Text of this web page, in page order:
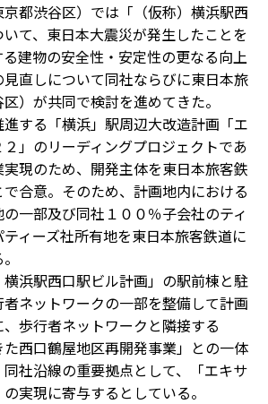
都渋谷区）では「（仮称）横浜駅西
て、東日本大震災が発生したことを
建物の安全性・安定性の更なる向上
直しについて同社ならびに東日本旅
）が共同で検討を進めてきた。
する「横浜」駅周辺大改造計画「エ
」のリーディングプロジェクトであ
現のため、開発主体を東日本旅客鉄
合意。そのため、計画地内における
一部及び同社１００％子会社のティ
ィーズ社所有地を東日本旅客鉄道に
浜駅西口駅ビル計画」の駅前棟と駐
ネットワークの一部を整備して計画
歩行者ネットワークと隣接する
た西口鶴屋地区再開発事業」との一体
社沿線の重要拠点として、「エキサ
実現に寄与するとしている。